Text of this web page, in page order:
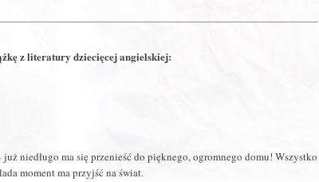
z literatury dziecięcej angielskiej:
niedługo ma się przenieść do pięknego, ogromnego domu! Wszystko
moment ma przyjść na świat.